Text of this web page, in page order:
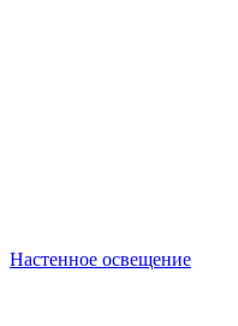
Настенное освещение